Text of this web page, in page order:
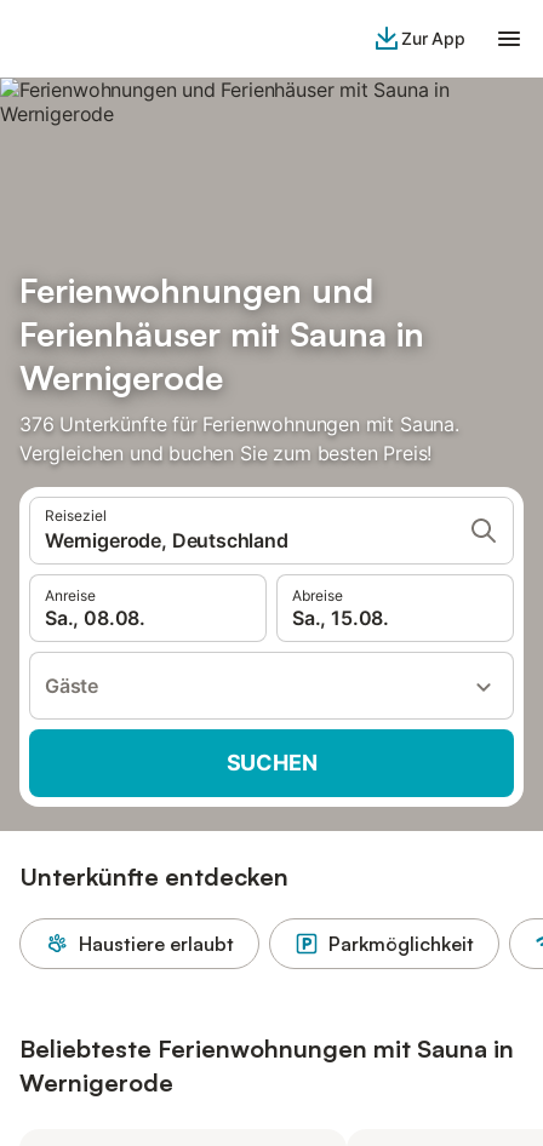
Zur App
Ferienwohnungen und
Ferienhäuser mit Sauna in
Wernigerode
376 Unterkünfte für Ferienwohnungen mit Sauna.
Vergleichen und buchen Sie zum besten Preis!
Reiseziel
Wernigerode, Deutschland
Anreise
Sa., 08.08.
Abreise
Sa., 15.08.
Gäste
SUCHEN
Unterkünfte entdecken
Haustiere erlaubt Parkmöglichkeit
Beliebteste Ferienwohnungen mit Sauna in
Wernigerode